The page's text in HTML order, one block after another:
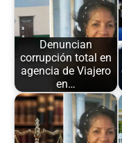
Denuncian
corrupción total en
agencia de Viajero
en…